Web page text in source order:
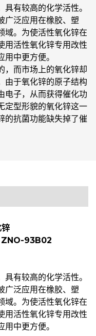
有较高的化学活性。
广泛应用在橡胶、塑
域。为使活性氧化锌在
用活性氧化锌专用改性
中更方便。
，而市场上的氧化锌却
由于氧化锌的原子结构
电子，从而获得催化功
定型形貌的氧化锌这一
的抗菌功能缺失掉了催
93B02
有较高的化学活性。
广泛应用在橡胶、塑
域。为使活性氧化锌在
用活性氧化锌专用改性
中更方便。